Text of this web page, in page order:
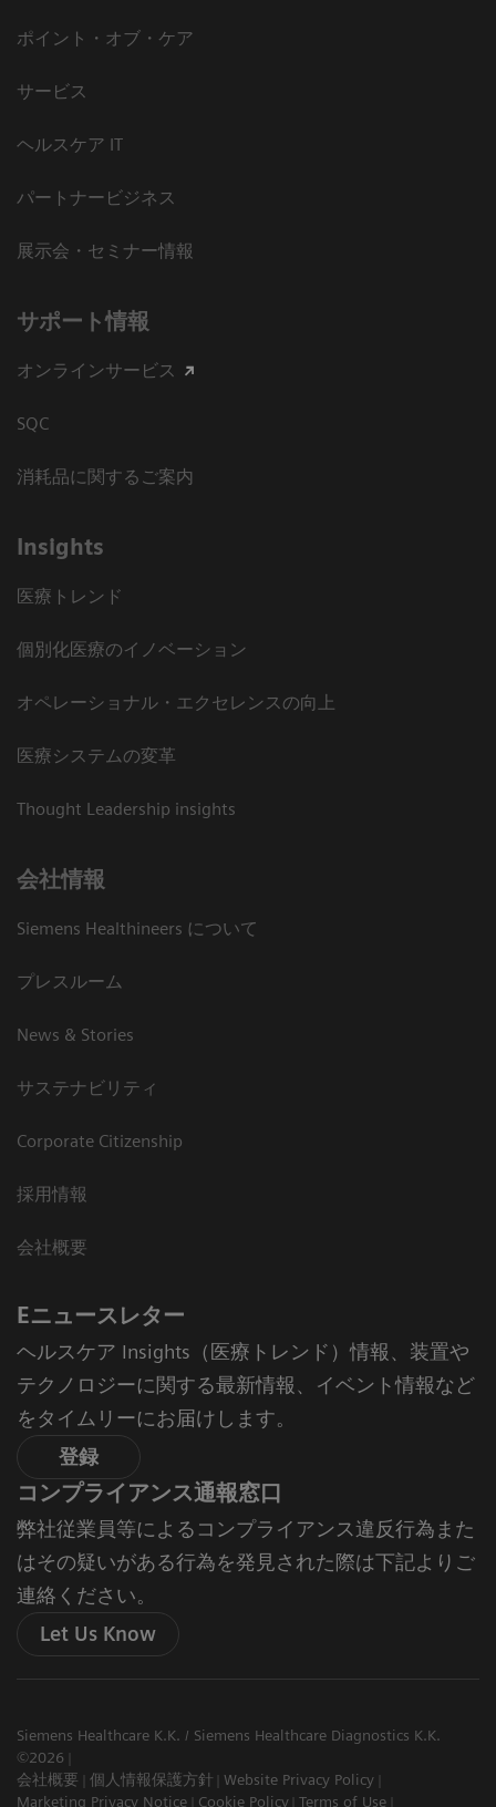
ポイント・オブ・ケア
サービス
ヘルスケア IT
パートナービジネス
展示会・セミナー情報
サポート情報
オンラインサービス
SQC
消耗品に関するご案内
Insights
医療トレンド
個別化医療のイノベーション
オペレーショナル・エクセレンスの向上
医療システムの変革
Thought Leadership insights
会社情報
Siemens Healthineers について
プレスルーム
News & Stories
サステナビリティ
Corporate Citizenship
採用情報
会社概要
Eニュースレター
ヘルスケア Insights（医療トレンド）情報、装置や
テクノロジーに関する最新情報、イベント情報など
をタイムリーにお届けします。
登録
コンプライアンス通報窓口
弊社従業員等によるコンプライアンス違反行為また
はその疑いがある行為を発見された際は下記よりご
連絡ください。
Let Us Know
Siemens Healthcare K.K. / Siemens Healthcare Diagnostics K.K.
©2026
会社概要
個人情報保護方針
Website Privacy Policy
Marketing Privacy Notice
Cookie Policy Terms of Use